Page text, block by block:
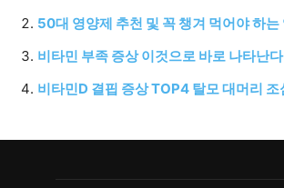
50대 영양제 추천 및 꼭 챙겨 먹어야 하는
비타민 부족 증상 이것으로 바로 나타난다
비타민D 결핍 증상 TOP4 탈모 대머리 조